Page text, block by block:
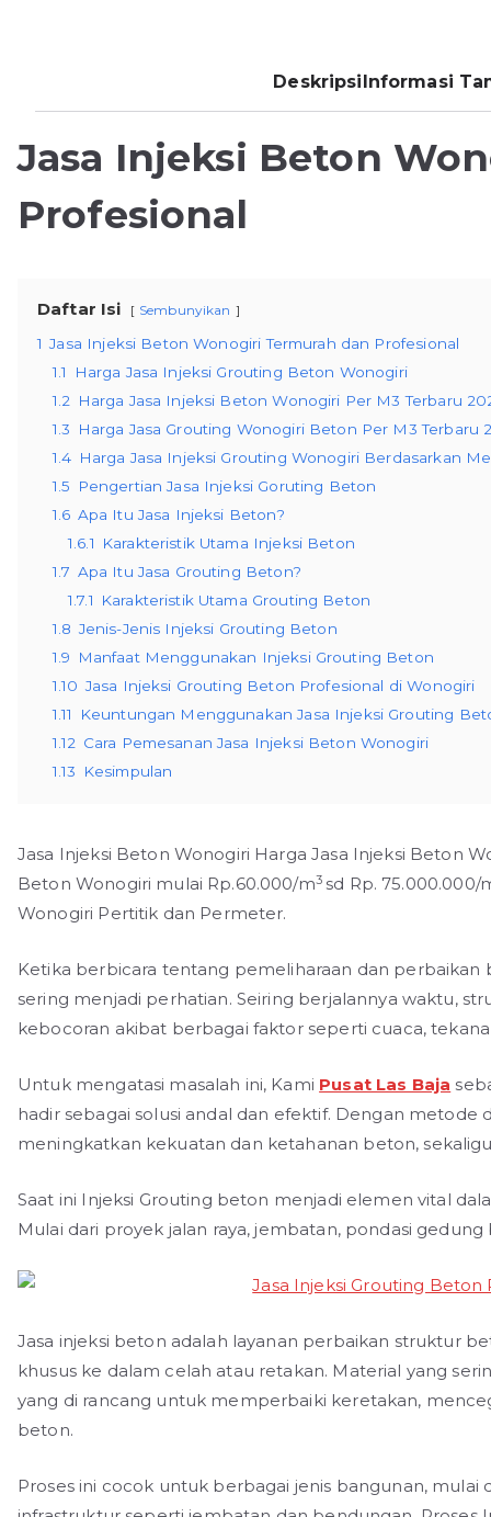
Deskripsi Informasi
Jasa Injeksi Beton
Profesional
Daftar Isi Sembunyikan
1 Jasa Injeksi Beton Wonogiri Termurah dan Profesional
1.1
Harga Jasa Injeksi Grouting Beton Wonogiri
1.2 Harga Jasa Injeksi Beton Wonogiri Per M3 Terbaru
1.3
Harga Jasa Grouting Wonogiri Beton Per M3 Terbaru
1.4 Harga Jasa Injeksi Grouting Wonogiri Berdasarkan
1.5
Pengertian Jasa Injeksi Goruting Beton
1.6 Apa Itu Jasa Injeksi Beton?
1.6.1
Karakteristik Utama Injeksi Beton
1.7 Apa Itu Jasa Grouting Beton?
1.7.1
Karakteristik Utama Grouting Beton
1.8 Jenis-Jenis Injeksi Grouting Beton
1.9
Manfaat Menggunakan Injeksi Grouting Beton
1.10 Jasa Injeksi Grouting Beton Profesional di Wonogiri
1.11
Keuntungan Menggunakan Jasa Injeksi Grouting
1.12 Cara Pemesanan Jasa Injeksi Beton Wonogiri
1.13
Kesimpulan
Jasa Injeksi Beton Wonogiri Harga Jasa Injeksi Beton
Beton Wonogiri mulai Rp.60.000/m3 sd Rp. 75.000.000/
Wonogiri Pertitik dan Permeter.
Ketika berbicara tentang pemeliharaan dan
sering menjadi perhatian. Seiring berjalannya waktu,
kebocoran akibat berbagai faktor seperti cuaca,
Untuk mengatasi masalah ini, Kami Pusat Las Baja
hadir sebagai solusi andal dan efektif. Dengan
meningkatkan kekuatan dan ketahanan beton,
Saat ini Injeksi Grouting beton menjadi elemen vital
Mulai dari proyek jalan raya, jembatan, pondasi
Jasa injeksi beton adalah layanan perbaikan struktur
khusus ke dalam celah atau retakan. Material yang
yang di rancang untuk memperbaiki keretakan,
beton.
Proses ini cocok untuk berbagai jenis bangunan,